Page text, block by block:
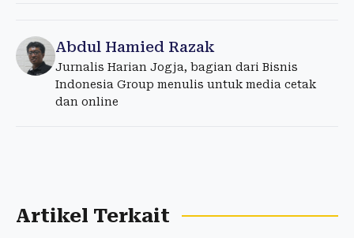
Abdul Hamied Razak
Jurnalis Harian Jogja, bagian dari Bisnis
Indonesia Group menulis untuk media cetak
dan online
Artikel Terkait